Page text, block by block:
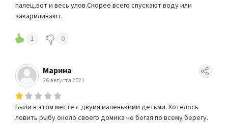
палец,вот и весь улов.Скорее всего спускают воду или
закармливают.
1 0
Марина
26 августа 2021
Были в этом месте с двумя маленькими детьми. Хотелось
ловить рыбу около своего домика не бегая по всему берегу.